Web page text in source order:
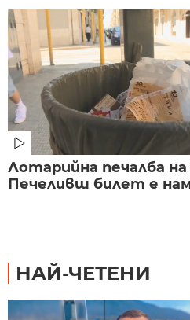
Лотарийна печалба на
Печеливш билет е
НАЙ-ЧЕТЕНИ